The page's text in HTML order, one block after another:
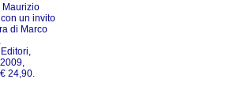
Maurizio
un invito
di Marco
24,90.